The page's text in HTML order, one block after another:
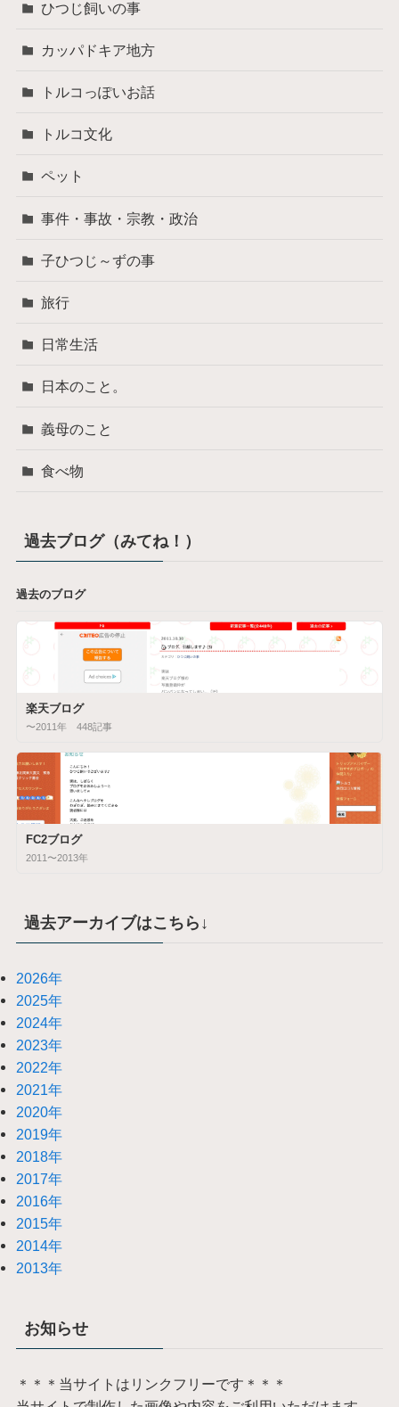
ひつじ飼いの事
カッパドキア地方
トルコっぽいお話
トルコ文化
ペット
事件・事故・宗教・政治
子ひつじ～ずの事
旅行
日常生活
日本のこと。
義母のこと
食べ物
過去ブログ（みてね！）
過去のブログ
楽天ブログ
〜2011年 448記事
FC2ブログ
2011〜2013年
過去アーカイブはこちら↓
2026年
2025年
2024年
2023年
2022年
2021年
2020年
2019年
2018年
2017年
2016年
2015年
2014年
2013年
お知らせ
＊＊＊当サイトはリンクフリーです＊＊＊